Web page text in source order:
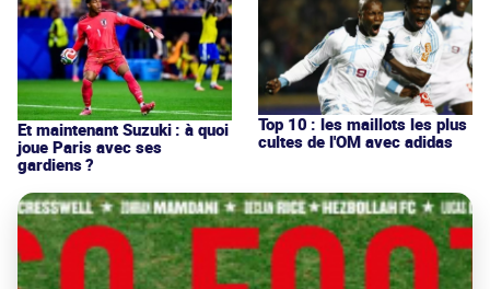
Et maintenant Suzuki : à quoi
joue Paris avec ses
gardiens ?
Top 10 : les maillots les plus
cultes de l'OM avec adidas